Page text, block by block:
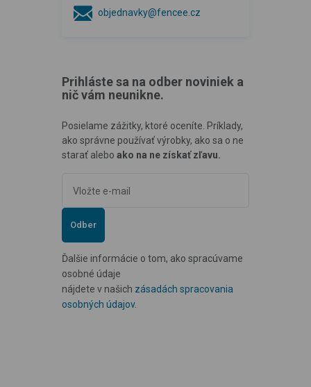
objednavky@fencee.cz
Prihláste sa na odber noviniek a
nič vám neunikne.
Posielame zážitky, ktoré oceníte. Príklady,
ako správne používať výrobky, ako sa o ne
starať alebo ako na ne získať zľavu.
Odber
Ďalšie informácie o tom, ako spracúvame
osobné údaje
nájdete v našich zásadách spracovania
osobných údajov.